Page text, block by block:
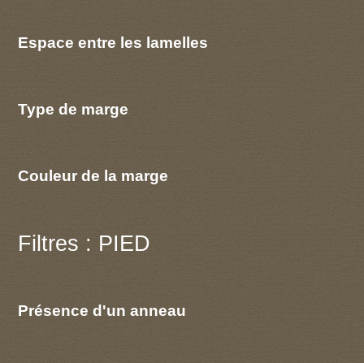
Espace entre les lamelles
Type de marge
Couleur de la marge
Filtres : PIED
Présence d'un anneau